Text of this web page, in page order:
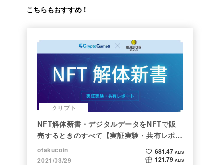
こちらもおすすめ！
クリプト
NFT解体新書・デジタルデータをNFTで販
売するときのすべて【実証実験・共有レポー
ト】
otakucoin
2021/03/29
681.47 ALIS
121.79 ALIS